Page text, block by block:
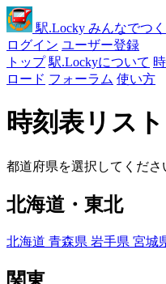
駅.Locky みんなでつ
ログイン ユーザー登録
トップ 駅.Lockyについて
ロード フォーラム 使い方
時刻表リスト
都道府県を選択してくださ
北海道・東北
北海道 青森県 岩手県 宮城
関東